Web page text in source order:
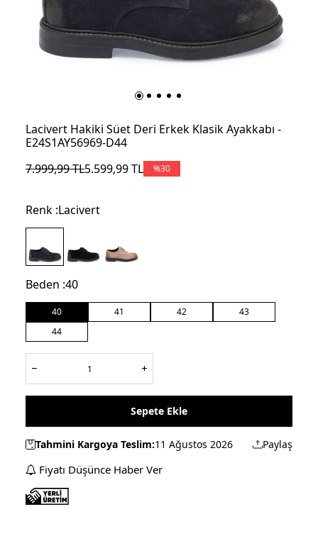
Lacivert Hakiki Süet Deri Erkek Klasik Ayakkabı -
E24S1AY56969-D44
7.999,99TL5.599,99TL %30
Renk :Lacivert
Beden :40
40 41 42
43
44
Sepete Ekle
Tahmini Kargoya Teslim:11 Ağustos 2026 Paylaş
Fiyatı Düşünce Haber Ver